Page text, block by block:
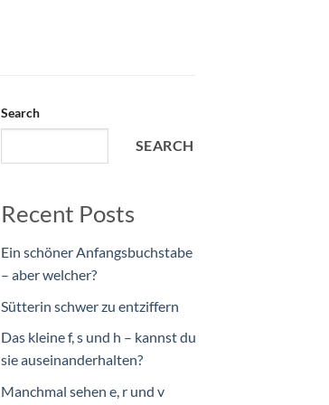
Search
SEARCH
Recent Posts
Ein schöner Anfangsbuchstabe
– aber welcher?
Sütterin schwer zu entziffern
Das kleine f, s und h – kannst du
sie auseinanderhalten?
Manchmal sehen e, r und v